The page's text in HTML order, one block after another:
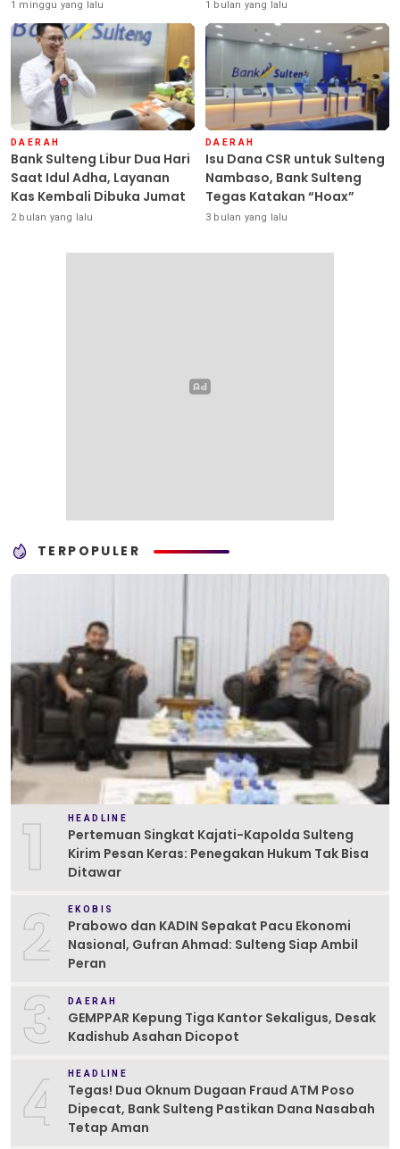
1 minggu yang lalu 1 bulan yang lalu
DAERAH
Bank Sulteng Libur Dua Hari
Saat Idul Adha, Layanan
Kas Kembali Dibuka Jumat
2 bulan yang lalu
DAERAH
Isu Dana CSR untuk Sulteng
Nambaso, Bank Sulteng
Tegas Katakan “Hoax”
3 bulan yang lalu
TERPOPULER
1 HEADLINE
Pertemuan Singkat Kajati-Kapolda Sulteng
Kirim Pesan Keras: Penegakan Hukum Tak Bisa
Ditawar
2 EKOBIS
Prabowo dan KADIN Sepakat Pacu Ekonomi
Nasional, Gufran Ahmad: Sulteng Siap Ambil
Peran
3 DAERAH
GEMPPAR Kepung Tiga Kantor Sekaligus, Desak
Kadishub Asahan Dicopot
4 HEADLINE
Tegas! Dua Oknum Dugaan Fraud ATM Poso
Dipecat, Bank Sulteng Pastikan Dana Nasabah
Tetap Aman